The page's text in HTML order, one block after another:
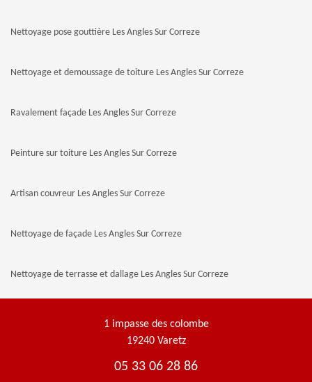
Nettoyage pose gouttière Les Angles Sur Correze
Nettoyage et demoussage de toiture Les Angles Sur Correze
Ravalement façade Les Angles Sur Correze
Peinture sur toiture Les Angles Sur Correze
Artisan couvreur Les Angles Sur Correze
Nettoyage de façade Les Angles Sur Correze
Nettoyage de terrasse et dallage Les Angles Sur Correze
1 impasse des colombe
19240 Varetz
05 33 06 28 86